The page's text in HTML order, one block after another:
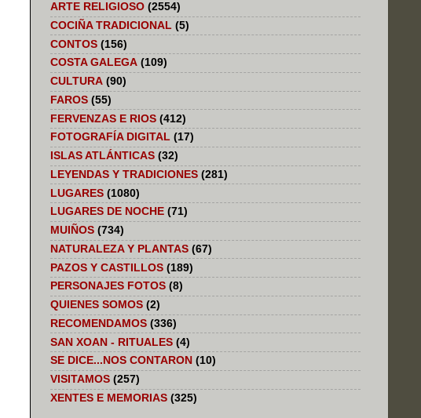
ARTE RELIGIOSO (2554)
COCIÑA TRADICIONAL (5)
CONTOS (156)
COSTA GALEGA (109)
CULTURA (90)
FAROS (55)
FERVENZAS E RIOS (412)
FOTOGRAFÍA DIGITAL (17)
ISLAS ATLÁNTICAS (32)
LEYENDAS Y TRADICIONES (281)
LUGARES (1080)
LUGARES DE NOCHE (71)
MUIÑOS (734)
NATURALEZA Y PLANTAS (67)
PAZOS Y CASTILLOS (189)
PERSONAJES FOTOS (8)
QUIENES SOMOS (2)
RECOMENDAMOS (336)
SAN XOAN - RITUALES (4)
SE DICE...NOS CONTARON (10)
VISITAMOS (257)
XENTES E MEMORIAS (325)